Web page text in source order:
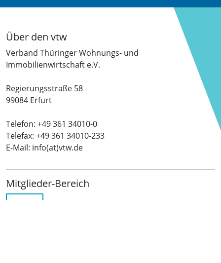
Über den vtw
Verband Thüringer Wohnungs- und
Immobilienwirtschaft e.V.
Regierungsstraße 58
99084 Erfurt
Telefon: +49 361 34010-0
Telefax: +49 361 34010-233
E-Mail: info(at)vtw.de
Mitglieder-Bereich